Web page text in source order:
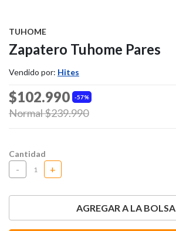
TUHOME
Zapatero Tuhome Pares
Vendido por: Hites
57%
$102.990
Price reduced from
Normal $239.990to
Cantidad
- +
AGREGAR A LA BOLSA